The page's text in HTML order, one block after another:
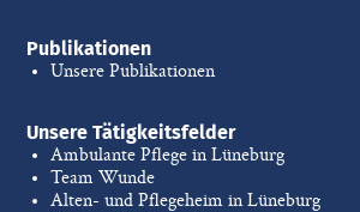
Publikationen
Unsere Publikationen
Unsere Tätigkeitsfelder
Ambulante Pflege in Lüneburg
Team Wunde
Alten- und Pflegeheim in Lüneburg